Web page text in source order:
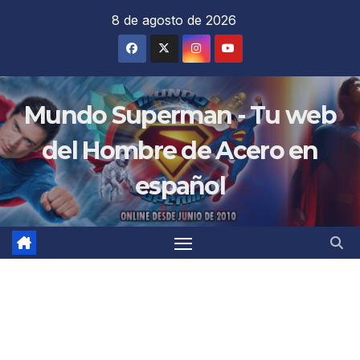
8 de agosto de 2026
Mundo Superman - Tu web
del Hombre de Acero en
español